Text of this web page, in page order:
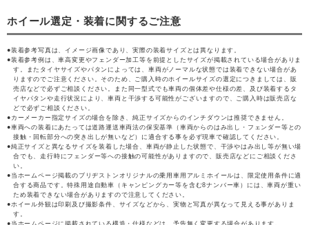
ホイール選定・装着に関するご注意
装着参考写真は、イメージ画像であり、実際の装着サイズとは異なります。
装着参考例は、車高変更やフェンダー加工等を前提としたサイズが掲載されている場合がありま
す。またタイヤサイズやパタンによっては、車両がノーマルな状態では装着できない場合があ
りますのでご注意ください。そのため、ご購入時のホイールサイズの選定につきましては、販
売店などで必ずご相談ください。また同一型式でも車両の個体差や仕様の差、及び装着するタ
イヤパタンや走行状況により、車両と干渉する可能性がございますので、ご購入時は販売店な
どで必ずご相談ください。
カーメーカー指定サイズの場合を除き、純正サイズからのインチダウンは推奨できません。
車両への装着にあたっては道路運送車両法の保安基準（車両からのはみ出し・フェンダー等との
接触・回転部分への突き出しが無いなど）に適合する事を必ず現車で確認してください。
純正サイズと異なるサイズを装着した場合、車両が静止した状態で、干渉やはみ出し等が無い場
合でも、走行時にフェンダー等への接触の可能性がありますので、販売店などにご相談くださ
い。
当ホームページ掲載のブリヂストンオリジナルの乗用車用アルミホイールは、限定使用条件に適
合する商品です。特殊用途自動車（キャンピングカー等を含む8ナンバー車）には、車両が重い
ため装着できない場合がありますので注意してください。
ホイール外観は印刷及び撮影条件、サイズなどから、実物と写真が異なって見える事がありま
す。